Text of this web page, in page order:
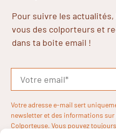
Pour suivre les
vous des colporteurs et
dans ta boite email !
Votre adresse e-mail sert
newsletter et des informations
Colporteuse. Vous pouvez